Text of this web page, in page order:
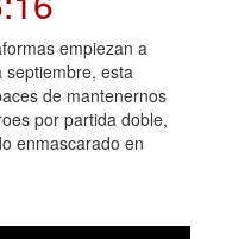
empiezan a
esta
de mantenernos
por partida doble,
enmascarado en